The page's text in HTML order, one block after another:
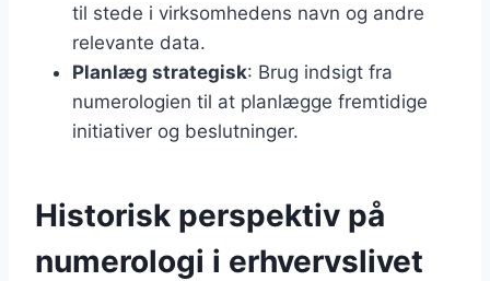
til stede i virksomhedens navn og andre
relevante data.
Planlæg strategisk: Brug indsigt fra
numerologien til at planlægge fremtidige
initiativer og beslutninger.
Historisk perspektiv på
numerologi i erhvervslivet